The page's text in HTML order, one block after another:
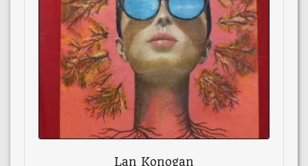
Lan Konogan